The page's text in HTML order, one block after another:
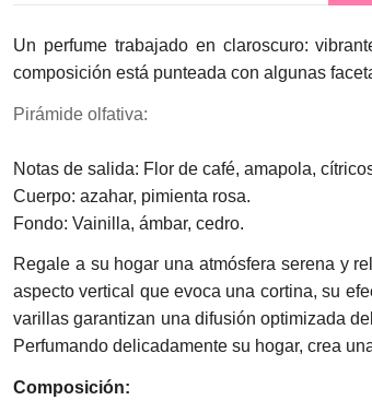
Un perfume trabajado en claroscuro:
composición está punteada con algunas
Pirámide olfativa:
Notas de salida: Flor de café, amapola,
Cuerpo: azahar, pimienta rosa.
Fondo: Vainilla, ámbar, cedro.
Regale a su hogar una atmósfera serena y
aspecto vertical que evoca una cortina, su
varillas garantizan una difusión optimizada
Perfumando delicadamente su hogar, crea
Composición: